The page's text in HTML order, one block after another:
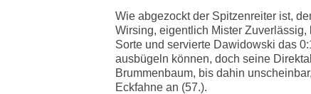
Wie abgezockt der Spitzenreiter ist,
Wirsing, eigentlich Mister Zuverlässig,
Sorte und servierte Dawidowski das
ausbügeln können, doch seine
Brummenbaum, bis dahin
Eckfahne an (57.).